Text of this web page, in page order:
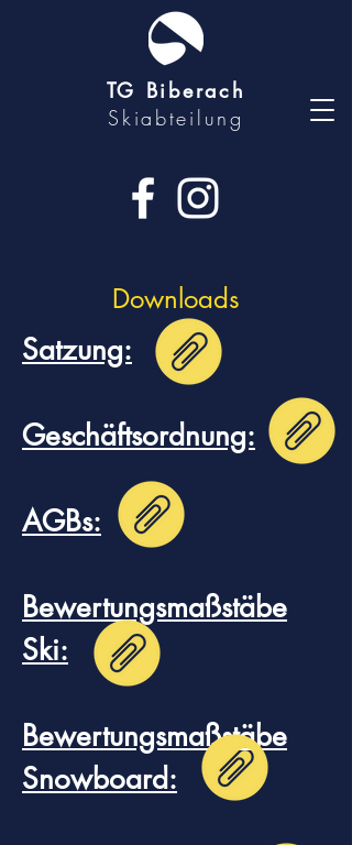
TG Biberach
Skiabteilung
Downloads
Satzung:
Geschäftsordnung:
AGBs:
Bewertungsmaßstäbe
Ski:
Bewertungsmaßstäbe
Snowboard: